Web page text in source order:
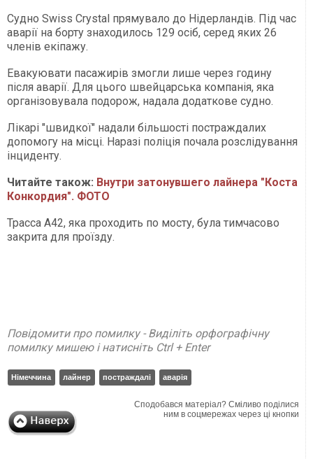
Судно Swiss Crystal прямувало до Нідерландів. Під час
аварії на борту знаходилось 129 осіб, серед яких 26
членів екіпажу.
Евакуювати пасажирів змогли лише через годину
після аварії. Для цього швейцарська компанія, яка
організовувала подорож, надала додаткове судно.
Лікарі "швидкої" надали більшості постраждалих
допомогу на місці. Наразі поліція почала розслідування
інциденту.
Читайте також: Внутри затонувшего лайнера "Коста
Конкордия". ФОТО
Трасса А42, яка проходить по мосту, була тимчасово
закрита для проїзду.
Повідомити про помилку - Виділіть орфографічну
помилку мишею і натисніть Ctrl + Enter
Німеччина лайнер постраждалі аварія
Сподобався матеріал? Сміливо поділися
ним в соцмережах через ці кнопки